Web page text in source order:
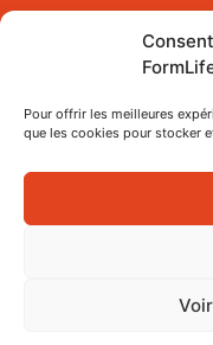
Pour offrir les meilleures
que les cookies pour stocker